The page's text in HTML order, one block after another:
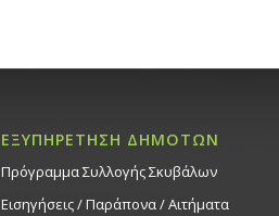
ΕΞΥΠΗΡΕΤΗΣΗ ΔΗΜΟΤΩΝ
Πρόγραμμα Συλλογής Σκυβάλων
Εισηγήσεις / Παράπονα / Αιτήματα